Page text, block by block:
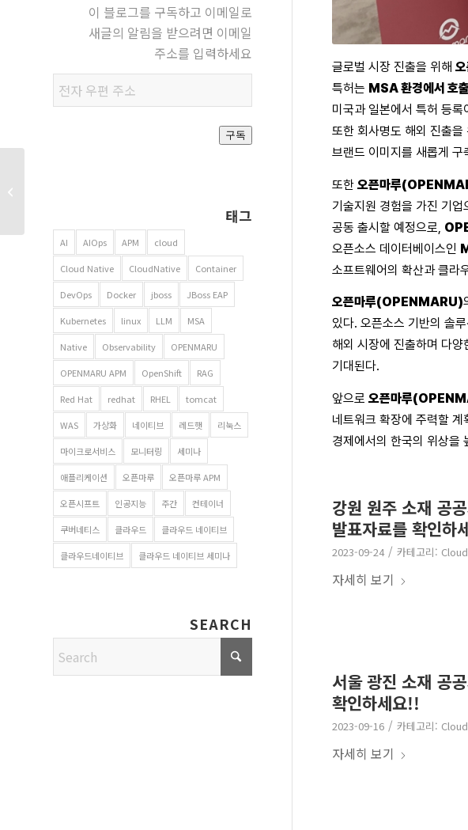
글로벌 시장 진출을 위해
특허는 MSA 환경에서 호
미국과 일본에서 특허 등
또한 회사명도 해외 진출을
브랜드 이미지를 새롭게 구
또한 오픈마루
기술지원 경험을 가진 기
공동 출시할 예정으로,
오픈소스 데이터베이스인
소프트웨어의 확산과 클라
오픈마루(OPENMARU)
있다. 오픈소스 기반의 솔
해외 시장에 진출하며 다
기대된다.
앞으로 오픈마루
네트워크 확장에 주력할
경제에서의 한국의 위상을
강원 원주 소재 공
발표자료를 확인하
2023-09-24 / 카테고리: Cloud
자세히 보기
서울 광진 소재 공
확인하세요!!
2023-09-16 / 카테고리: Cloud
자세히 보기
이 블로그를 구독하고 이메일로
새글의 알림을 받으려면 이메일
주소를 입력하세요
우편
주소
구독
태그
AI AIOps APM cloud
Cloud Native CloudNative Container
DevOps Docker jboss JBoss EAP
Kubernetes linux LLM MSA
Native Observability OPENMARU
OPENMARU APM OpenShift RAG
Red Hat redhat RHEL tomcat
WAS 가상화 네이티브 레드햇 리눅스
마이크로서비스 모니터링 세미나
애플리케이션 오픈마루 오픈마루 APM
오픈시프트 인공지능 주간 컨테이너
쿠버네티스 클라우드 클라우드 네이티브
클라우드네이티브 클라우드 네이티브 세미나
SEARCH